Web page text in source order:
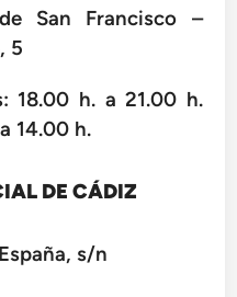
San Francisco –
5
18.00 h. a 21.00 h.
14.00 h.
DE CÁDIZ
s/n